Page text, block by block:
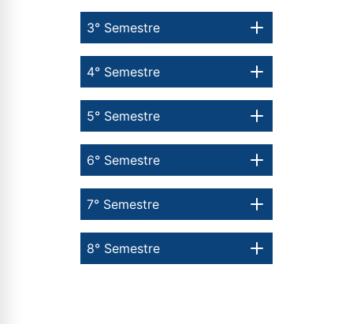
8° Semestre
7° Semestre
6° Semestre
5° Semestre
4° Semestre
3° Semestre